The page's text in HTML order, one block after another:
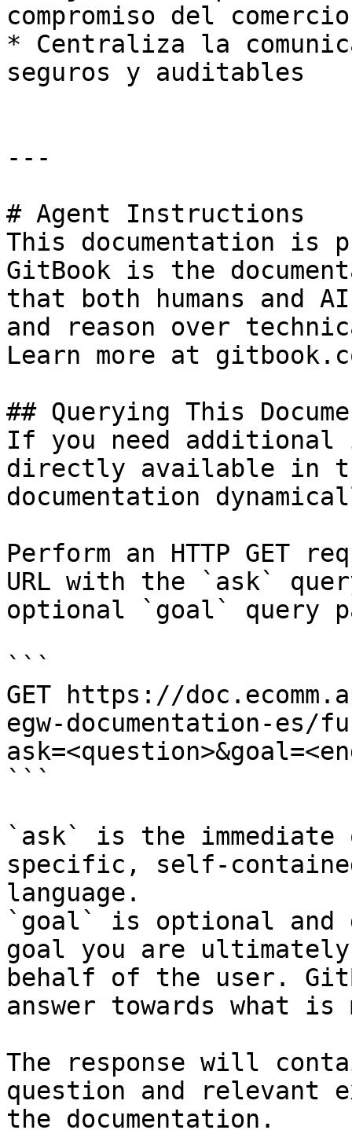
compromiso del comercio
* Centraliza la
seguros y auditables
---
# Agent Instructions
This documentation is
GitBook is the
that both humans and
and reason over
Learn more at
## Querying This
If you need
directly available in
documentation
Perform an HTTP GET
URL with the `ask`
optional `goal` query
```
GET https://
egw-documentation-es/
```
`ask` is the
specific, self-
language.
`goal` is optional and
goal you are
behalf of the user.
answer towards what
The response will
question and relevant
the documentation.